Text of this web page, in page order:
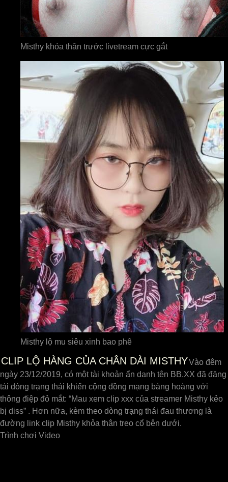
Misthy khỏa thân trước livetream cực gắt
Misthy lộ mu siêu xinh bao phê
CLIP LỘ HÀNG CỦA CHÂN DÀI MISTHYVào đêm
ngày 23/12/2019, có một tài khoản ẩn danh tên BB.XX đã đăng
tải dòng trạng thái khiến cộng đồng mạng bàng hoàng với
thông điệp đỏ mắt: “Mau xem clip xxx của streamer Misthy kẻo
bị diss” . Hơn nữa, kèm theo dòng trạng thái đau thương là
đường link clip Misthy khỏa thân treo cổ bên dưới.
Trình chơi Video